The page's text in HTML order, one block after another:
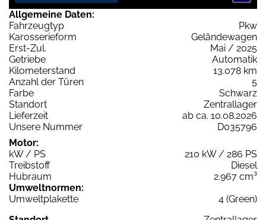
Allgemeine Daten:
Fahrzeugtyp
Pkw
Karosserieform
Geländewagen
Erst-Zul.
Mai / 2025
Getriebe
Automatik
Kilometerstand
13.078 km
Anzahl der Türen
5
Farbe
Schwarz
Standort
Zentrallager
Lieferzeit
ab ca. 10.08.2026
Unsere Nummer
D035796
Motor:
kW / PS
210 kW / 286 PS
Treibstoff
Diesel
Hubraum
2.967 cm³
Umweltnormen:
Umweltplakette
4 (Green)